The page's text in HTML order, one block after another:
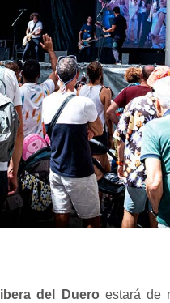
del Duero estará de